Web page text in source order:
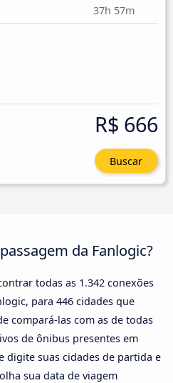
37h 57m
R$ 666
Buscar
da Fanlogic?
todas as 1.342 conexões
para 446 cidades que
compará-las com as de todas
de ônibus presentes em
digite suas cidades de partida e
sua data de viagem